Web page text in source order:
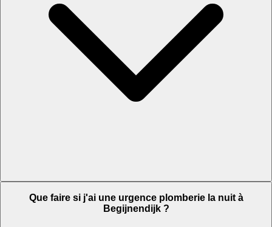
Que faire si j'ai une urgence plomberie la nuit à
Begijnendijk ?